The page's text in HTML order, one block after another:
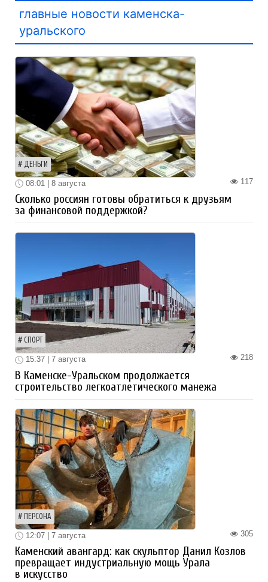
главные новости каменска-
уральского
ДЕНЬГИ
117
08:01 | 8 августа
Сколько россиян готовы обратиться к друзьям
за финансовой поддержкой?
СПОРТ
218
15:37 | 7 августа
В Каменске-Уральском продолжается
строительство легкоатлетического манежа
ПЕРСОНА
305
12:07 | 7 августа
Каменский авангард: как скульптор Данил Козлов
превращает индустриальную мощь Урала
в искусство